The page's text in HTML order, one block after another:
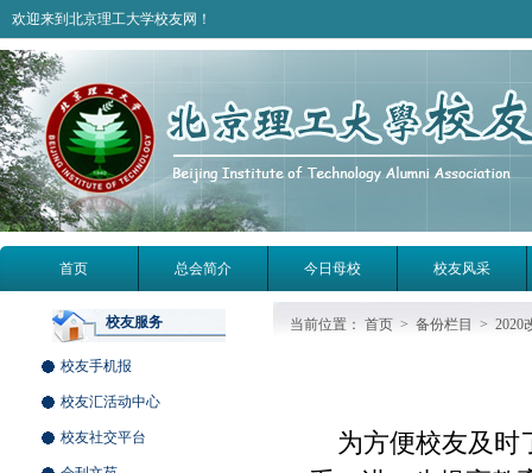
欢迎来到北京理工大学校友网！
首页 总会简介 今日母校 校友风采
校友服务
校友手机报
校友汇活动中心
校友社交平台
当前位置： 首页 > 备份栏目 > 2020
为方便校友及时